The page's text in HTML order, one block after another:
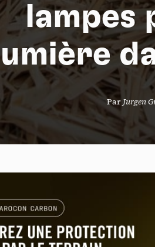
lampes
Par Jurgen
Panneau de
En autorisant ces services tiers,
l'utilisation de technologies de
Politique de confidentialité
Vidéos